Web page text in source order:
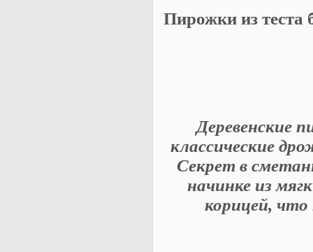
Пирожки из теста
Деревенские
классические
Секрет в
начинке из
корицей,